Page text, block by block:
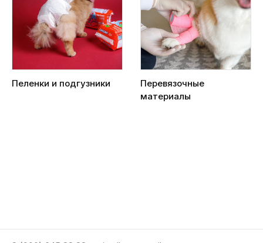
Пеленки и подгузники
Перевязочные
материалы